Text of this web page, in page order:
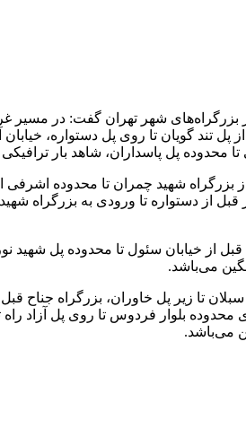
شهر تهران گفت: در مسیر
تند گویان تا روی پل دستواره، خیابان
محدوده پل پاسداران، شاهد بار
بزرگراه شهید چمران تا محدوده اشرفی
قبل از دستواره تا ورودی به بزرگراه
خیابان سئول تا محدوده پل شهید
می‌باشد.
سبلان تا زیر پل خاوران، بزرگراه جناح
محدوده بلوار فردوس تا روی پل آزاد
می‌باشد.